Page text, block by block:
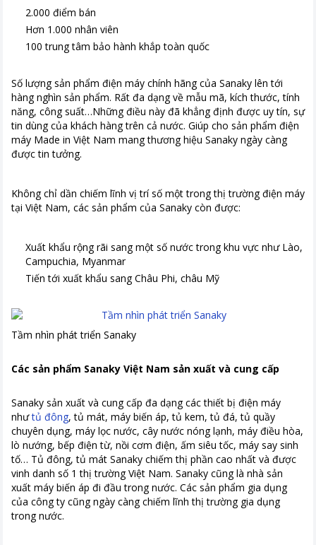
2.000 điểm bán
Hơn 1.000 nhân viên
100 trung tâm bảo hành khắp toàn quốc
Số lượng sản phẩm điện máy chính hãng của Sanaky lên tới
hàng nghìn sản phẩm. Rất đa dạng về mẫu mã, kích thước, tính
năng, công suất…Những điều này đã khẳng định được uy tín, sự
tin dùng của khách hàng trên cả nước. Giúp cho sản phẩm điện
máy Made in Việt Nam mang thương hiệu Sanaky ngày càng
được tin tưởng.
Không chỉ dần chiếm lĩnh vị trí số một trong thị trường điện máy
tại Việt Nam, các sản phẩm của Sanaky còn được:
Xuất khẩu rộng rãi sang một số nước trong khu vực như Lào,
Campuchia, Myanmar
Tiến tới xuất khẩu sang Châu Phi, châu Mỹ
Tầm nhìn phát triển Sanaky
Các sản phẩm Sanaky Việt Nam sản xuất và cung cấp
Sanaky sản xuất và cung cấp đa dạng các thiết bị điện máy
nhưtủ đông, tủ mát, máy biến áp, tủ kem, tủ đá, tủ quầy
chuyên dụng, máy lọc nước, cây nước nóng lạnh, máy điều hòa,
lò nướng, bếp điện từ, nồi cơm điện, ấm siêu tốc, máy say sinh
tố… Tủ đông, tủ mát Sanaky chiếm thị phần cao nhất và được
vinh danh số 1 thị trường Việt Nam. Sanaky cũng là nhà sản
xuất máy biến áp đi đầu trong nước. Các sản phẩm gia dụng
của công ty cũng ngày càng chiếm lĩnh thị trường gia dụng
trong nước.